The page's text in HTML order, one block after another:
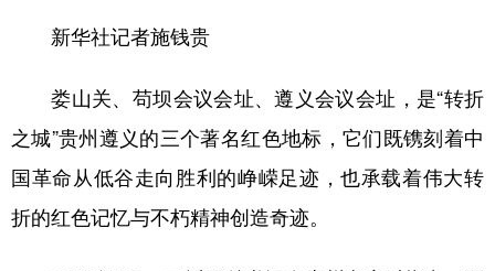
访谈 视频
食品 人居 信息化 数字经济
学术中国 乡村振兴 银龄 溯源中国
城市 旅游 能源
新华社记者施钱贵
娄山关、苟坝会议会址、遵义会议会址，是“转折
之城”贵州遵义的三个著名红色地标，它们既镌刻着中
国革命从低谷走向胜利的峥嵘足迹，也承载着伟大转
折的红色记忆与不朽精神创造奇迹。